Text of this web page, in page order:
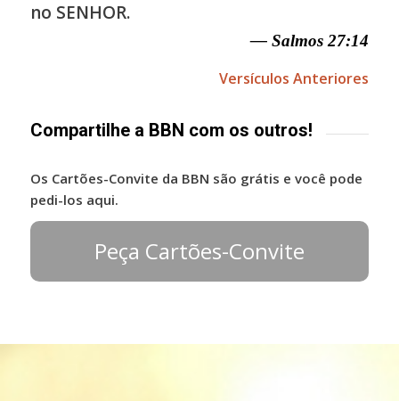
no SENHOR.
— Salmos 27:14
Versículos Anteriores
Compartilhe a BBN com os outros!
Os Cartões-Convite da BBN são grátis e você pode
pedi-los aqui.
Peça Cartões-Convite